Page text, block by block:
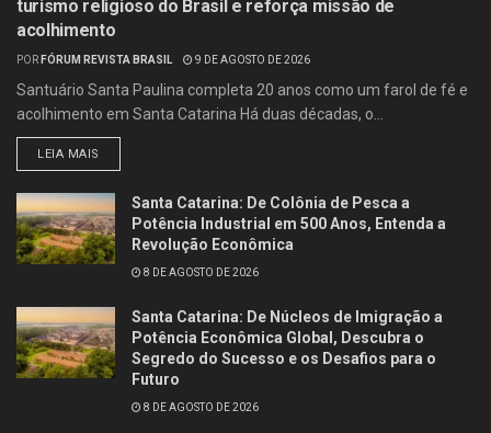
turismo religioso do Brasil e reforça missão de
acolhimento
POR FÓRUM REVISTA BRASIL 9 DE AGOSTO DE 2026
Santuário Santa Paulina completa 20 anos como um farol de fé e
acolhimento em Santa Catarina Há duas décadas, o...
LEIA MAIS
Santa Catarina: De Colônia de Pesca a
Potência Industrial em 500 Anos, Entenda a
Revolução Econômica
8 DE AGOSTO DE 2026
Santa Catarina: De Núcleos de Imigração a
Potência Econômica Global, Descubra o
Segredo do Sucesso e os Desafios para o
Futuro
8 DE AGOSTO DE 2026